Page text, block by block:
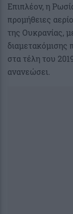
Επιπλέον, η
προμήθειες
της Ουκρανίας,
διαμετακόμισης
στα τέλη του
ανανεώσει.